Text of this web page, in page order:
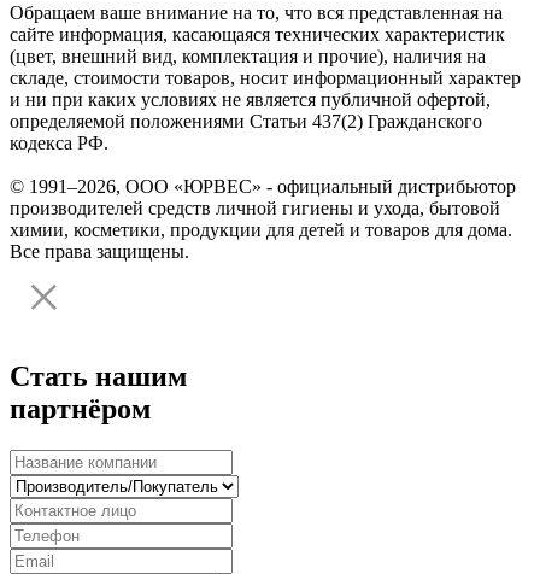
Обращаем ваше внимание на то, что вся представленная на
сайте информация, касающаяся технических характеристик
(цвет, внешний вид, комплектация и прочие), наличия на
складе, стоимости товаров, носит информационный характер
и ни при каких условиях не является публичной офертой,
определяемой положениями Статьи 437(2) Гражданского
кодекса РФ.
© 1991–2026, ООО «ЮРВЕС» - официальный дистрибьютор
производителей средств личной гигиены и ухода, бытовой
химии, косметики, продукции для детей и товаров для дома.
Все права защищены.
Стать нашим
партнёром